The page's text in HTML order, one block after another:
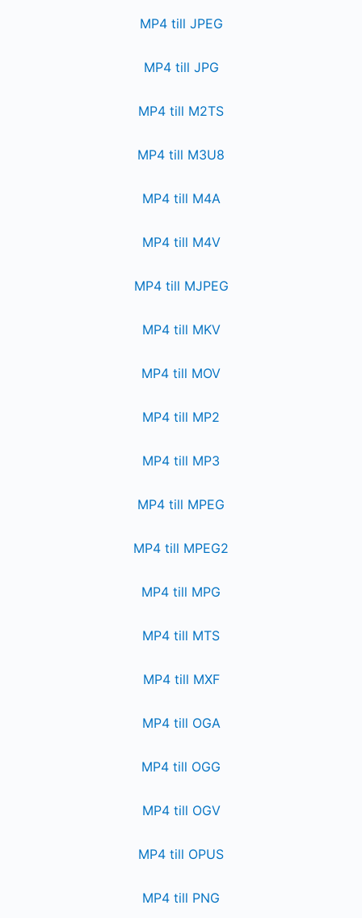
MP4 till JPEG
MP4 till JPG
MP4 till M2TS
MP4 till M3U8
MP4 till M4A
MP4 till M4V
MP4 till MJPEG
MP4 till MKV
MP4 till MOV
MP4 till MP2
MP4 till MP3
MP4 till MPEG
MP4 till MPEG2
MP4 till MPG
MP4 till MTS
MP4 till MXF
MP4 till OGA
MP4 till OGG
MP4 till OGV
MP4 till OPUS
MP4 till PNG